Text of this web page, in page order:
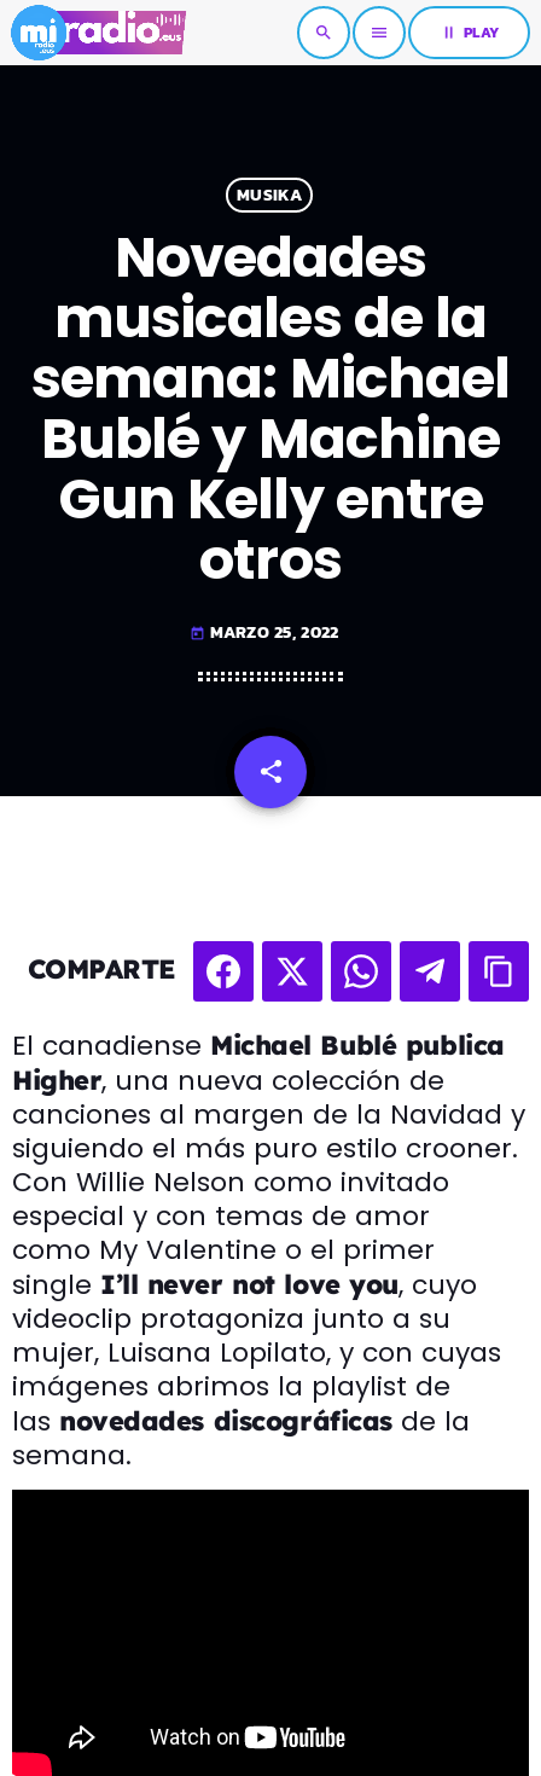
search menu pause PLAY
MUSIKA
Novedades
musicales de la
semana: Michael
Bublé y Machine
Gun Kelly entre
otros
today MARZO 25, 2022
share
email
COMPARTE
El canadiense Michael Bublé publica
Higher, una nueva colección de
canciones al margen de la Navidad y
siguiendo el más puro estilo crooner.
Con Willie Nelson como invitado
especial y con temas de amor
como My Valentine o el primer
single I’ll never not love you, cuyo
videoclip protagoniza junto a su
mujer, Luisana Lopilato, y con cuyas
imágenes abrimos la playlist de
las novedades discográficasde la
semana.